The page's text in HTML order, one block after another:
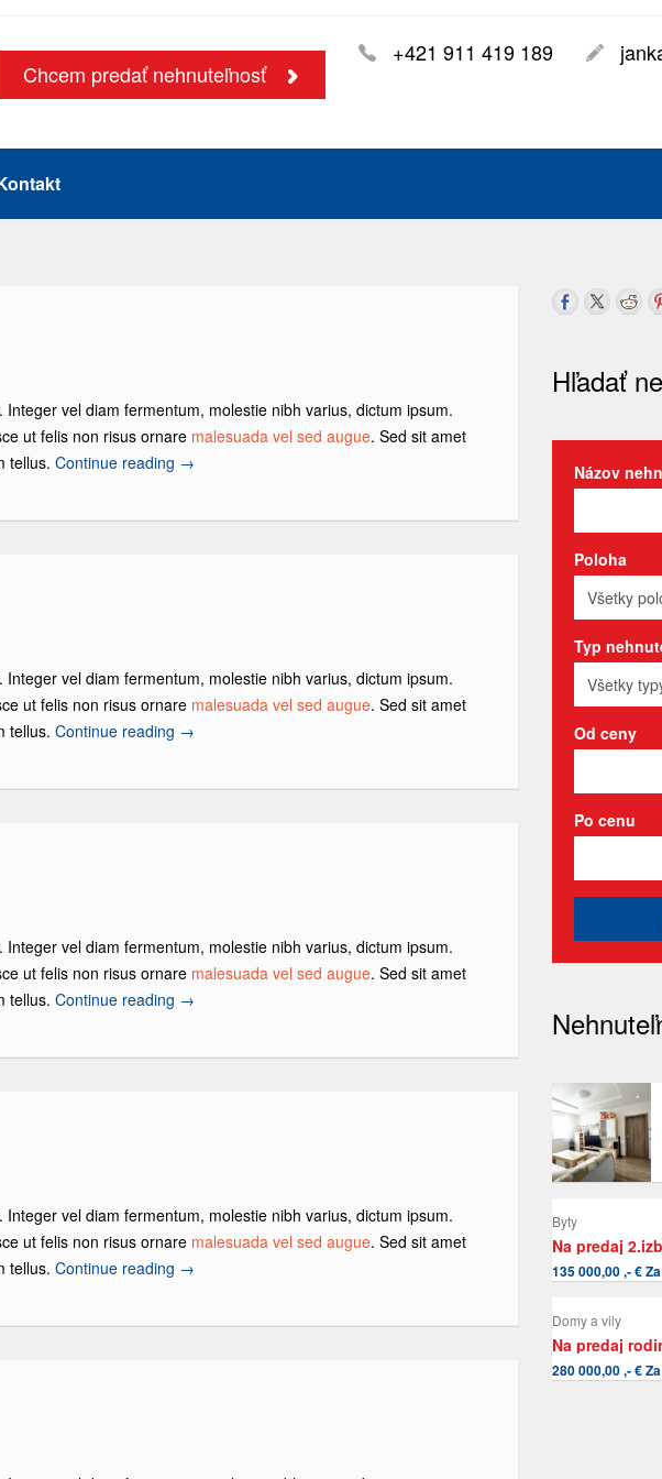
+421 911 419 189
Chcem predať nehnuteľnosť
vel diam fermentum, molestie nibh varius, dictum ipsum.
ut felis non risus ornare malesuada vel sed augue. Sed sit amet
tellus. Continue reading →
vel diam fermentum, molestie nibh varius, dictum ipsum.
ut felis non risus ornare malesuada vel sed augue. Sed sit amet
tellus. Continue reading →
vel diam fermentum, molestie nibh varius, dictum ipsum.
ut felis non risus ornare malesuada vel sed augue. Sed sit amet
tellus. Continue reading →
vel diam fermentum, molestie nibh varius, dictum ipsum.
ut felis non risus ornare malesuada vel sed augue. Sed sit amet
tellus. Continue reading →
Hľadať
Názov
Poloha
Typ
Od ceny
Po cenu
Byty
135 000,00 ,- €
Domy a vily
280 000,00 ,- €